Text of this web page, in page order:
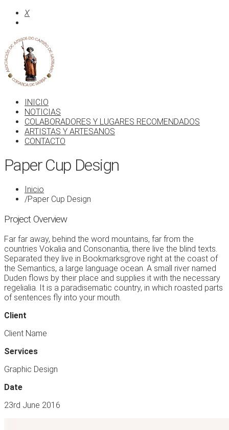
X
INICIO
NOTICIAS
COLABORADORES Y LUGARES RECOMENDADOS
ARTISTAS Y ARTESANOS
CONTACTO
Paper Cup Design
Inicio
/Paper Cup Design
Project Overview
Far far away, behind the word mountains, far from the
countries Vokalia and Consonantia, there live the blind texts.
Separated they live in Bookmarksgrove right at the coast of
the Semantics, a large language ocean. A small river named
Duden flows by their place and supplies it with the necessary
regelialia. It is a paradisematic country, in which roasted parts
of sentences fly into your mouth.
Client
Client Name
Services
Graphic Design
Date
23rd June 2016